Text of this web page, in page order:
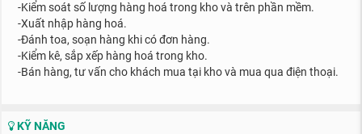
-Kiểm soát số lượng hàng hoá trong kho và trên phần mềm.
-Xuất nhập hàng hoá.
-Đánh toa, soạn hàng khi có đơn hàng.
-Kiểm kê, sắp xếp hàng hoá trong kho.
-Bán hàng, tư vấn cho khách mua tại kho và mua qua điện thoại.
KỸ NĂNG